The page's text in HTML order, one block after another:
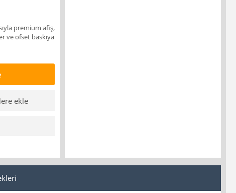
premium afiş,
ve ofset baskıya
ekle